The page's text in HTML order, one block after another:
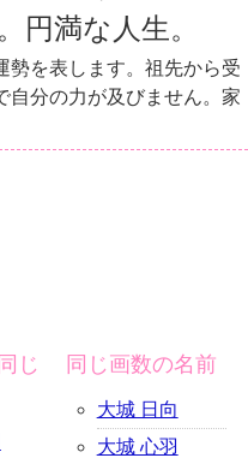
円満な人生。
勢を表します。祖先から受
自分の力が及びません。家
じ
同じ画数の名前
大城 日向
大城 心羽